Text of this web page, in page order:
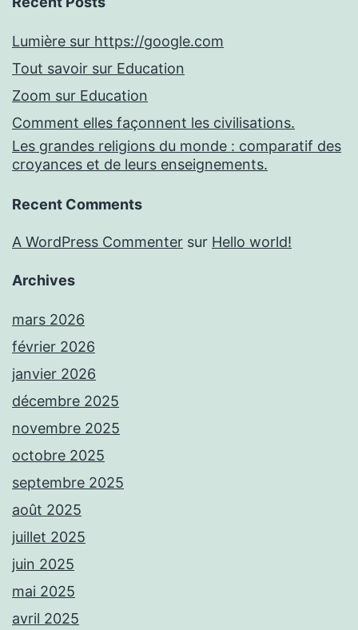
Lumière sur https://google.com
Tout savoir sur Education
Zoom sur Education
Comment elles façonnent les civilisations.
Les grandes religions du monde : comparatif des
croyances et de leurs enseignements.
Recent Comments
A WordPress Commenter sur Hello world!
Archives
mars 2026
février 2026
janvier 2026
décembre 2025
novembre 2025
octobre 2025
septembre 2025
août 2025
juillet 2025
juin 2025
mai 2025
avril 2025